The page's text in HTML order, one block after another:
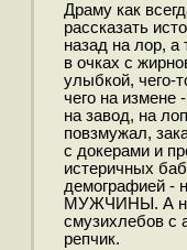
Драму как
рассказать
назад на лор, а
в очках с
улыбкой, чего-
чего на измене
на завод, на
повзмужал,
с докерами и
истеричных
демографией -
МУЖЧИНЫ. А
смузихлебов с
репчик.